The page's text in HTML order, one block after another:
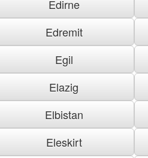
Edirne
Edremit
Egil
Elazig
Elbistan
Eleskirt